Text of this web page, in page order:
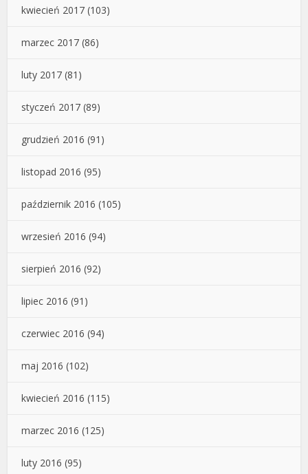
kwiecień 2017 (103)
marzec 2017 (86)
luty 2017 (81)
styczeń 2017 (89)
grudzień 2016 (91)
listopad 2016 (95)
październik 2016 (105)
wrzesień 2016 (94)
sierpień 2016 (92)
lipiec 2016 (91)
czerwiec 2016 (94)
maj 2016 (102)
kwiecień 2016 (115)
marzec 2016 (125)
luty 2016 (95)